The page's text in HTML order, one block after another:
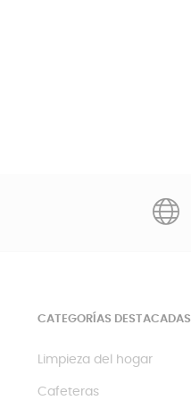
CATEGORÍAS DESTACADAS
Limpieza del hogar
Cafeteras